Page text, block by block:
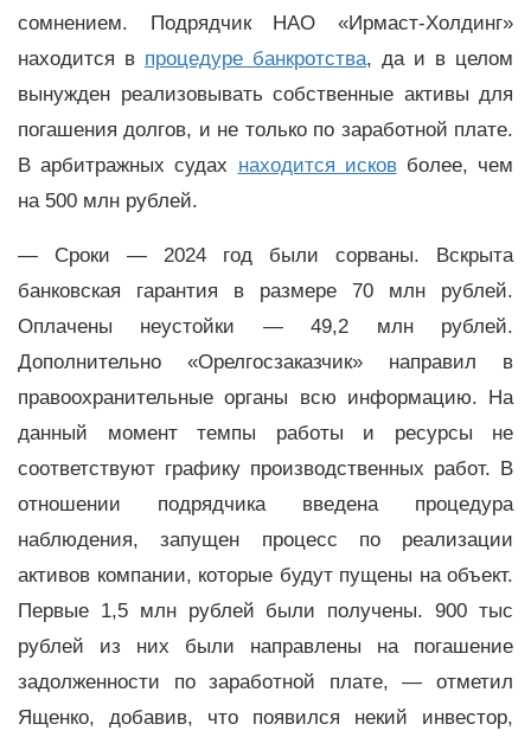
сомнением. Подрядчик НАО «Ирмаст-Холдинг»
находится в процедуре банкротства, да и в целом
вынужден реализовывать собственные активы для
погашения долгов, и не только по заработной плате.
В арбитражных судах находится исковболее, чем
на 500 млн рублей.
— Сроки — 2024 год были сорваны. Вскрыта
банковская гарантия в размере 70 млн рублей.
Оплачены неустойки —49,2 млн рублей.
Дополнительно «Орелгосзаказчик» направил в
правоохранительные органы всю информацию. На
данный момент темпы работы и ресурсы не
соответствуют графику производственных работ. В
отношении подрядчика введена процедура
наблюдения, запущен процесс по реализации
активов компании, которые будут пущены на объект.
Первые 1,5 млн рублей были получены. 900 тыс
рублей из них были направлены на погашение
задолженности по заработной плате,—отметил
Ященко, добавив, что появился некий инвестор,